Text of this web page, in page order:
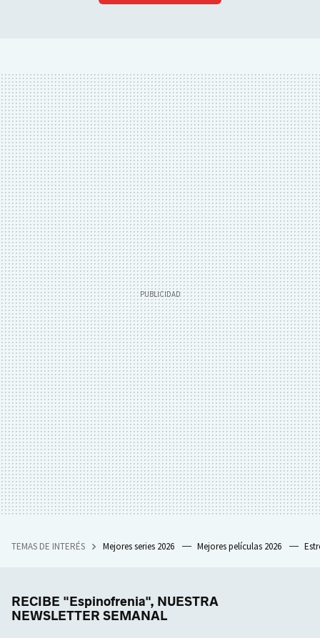
TEMAS DE INTERÉS Mejores series 2026 Mejores películas 2026
RECIBE "Espinofrenia", NUESTRA
NEWSLETTER SEMANAL